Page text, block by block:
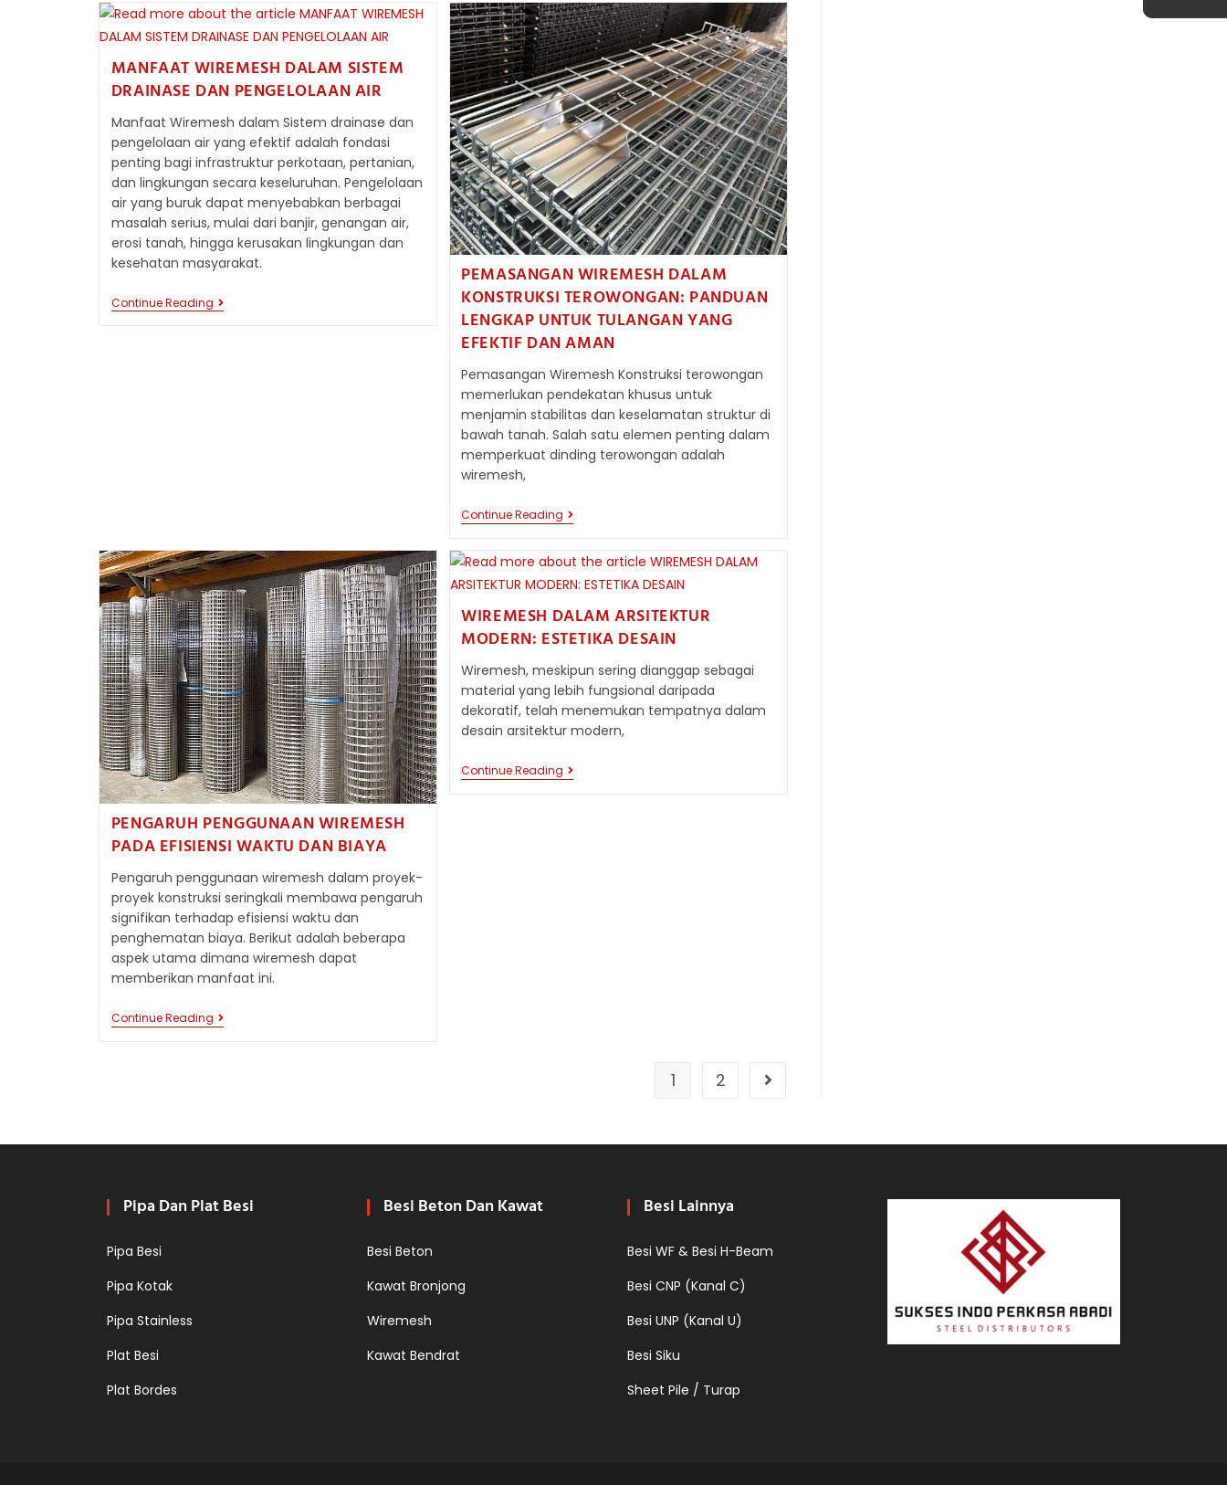
KONSTRUKSI:
PANDUAN
LENGKAP
JENIS,
APLIKASI,
DAN
PEMILIHAN
YANG
TEPAT
MANFAAT WIREMESH DALAM SISTEM
DRAINASE DAN PENGELOLAAN AIR
Manfaat Wiremesh dalam Sistem drainase dan
pengelolaan air yang efektif adalah fondasi
penting bagi infrastruktur perkotaan, pertanian,
dan lingkungan secara keseluruhan. Pengelolaan
air yang buruk dapat menyebabkan berbagai
masalah serius, mulai dari banjir, genangan air,
erosi tanah, hingga kerusakan lingkungan dan
kesehatan masyarakat.
Continue ReadingMANFAAT
WIREMESH
PEMASANGAN WIREMESH DALAM
KONSTRUKSI TEROWONGAN: PANDUAN
LENGKAP UNTUK TULANGAN YANG
EFEKTIF DAN AMAN
Pemasangan Wiremesh Konstruksi terowongan
memerlukan pendekatan khusus untuk
menjamin stabilitas dan keselamatan struktur di
bawah tanah. Salah satu elemen penting dalam
memperkuat dinding terowongan adalah
wiremesh,
Continue Reading PEMASANGAN
WIREMESH
KONSTRUKSI
PANDUAN
UNTUK
TULANGAN
YANG
EFEKTIF
DAN
AMAN
PENGARUH PENGGUNAAN WIREMESH
PADA EFISIENSI WAKTU DAN BIAYA
Pengaruh penggunaan wiremesh dalam proyek-
proyek konstruksi seringkali membawa pengaruh
signifikan terhadap efisiensi waktu dan
penghematan biaya. Berikut adalah beberapa
aspek utama dimana wiremesh dapat
memberikan manfaat ini.
Continue ReadingPENGARUH
PENGGUNAAN
WIREMESH DALAM ARSITEKTUR
MODERN: ESTETIKA DESAIN
Wiremesh, meskipun sering dianggap sebagai
material yang lebih fungsional daripada
dekoratif, telah menemukan tempatnya dalam
desain arsitektur modern,
Continue Reading WIREMESH
DALAM
1 2 Go to the next page
Pipa Dan Plat Besi
Pipa Besi
Pipa Kotak
Pipa Stainless
Plat Besi
Plat Bordes
Besi Beton Dan Kawat
Besi Beton
Kawat Bronjong
Wiremesh
Kawat Bendrat
Besi Lainnya
Besi WF & Besi H-Beam
Besi CNP (Kanal C)
Besi UNP (Kanal U)
Besi Siku
Sheet Pile / Turap